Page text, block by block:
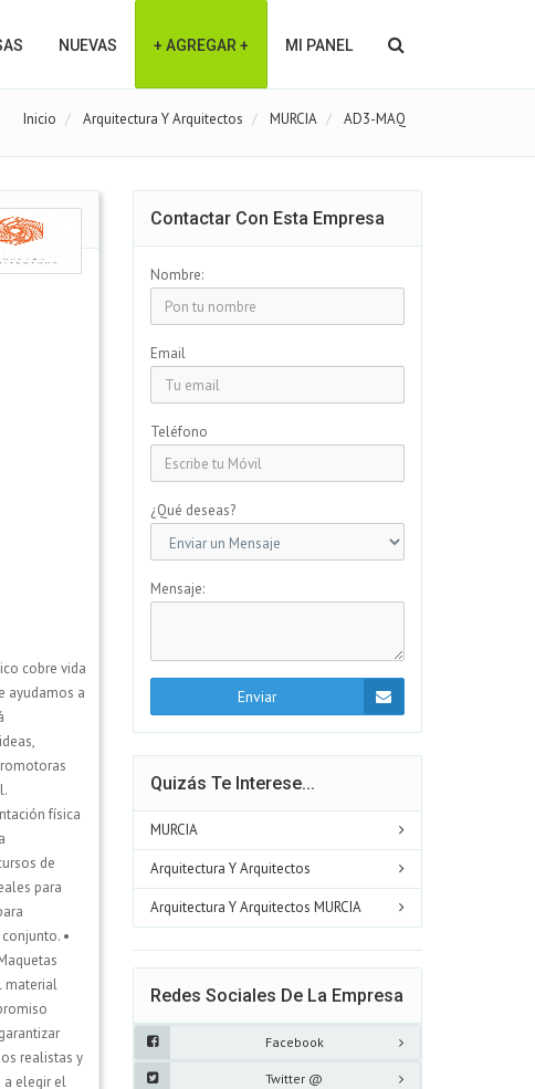
NUEVAS + AGREGAR + MI PANEL
Inicio Arquitectura Y Arquitectos MURCIA AD3-MAQ
cobre vida
ayudamos a
física
de
para
•
material
realistas y
a elegir el
Contactar Con Esta Empresa
Nombre:
Email
Teléfono
¿Qué deseas?
Mensaje:
Enviar
Quizás Te Interese...
MURCIA
Arquitectura Y Arquitectos
Arquitectura Y Arquitectos MURCIA
Redes Sociales De La Empresa
Facebook
Twitter @